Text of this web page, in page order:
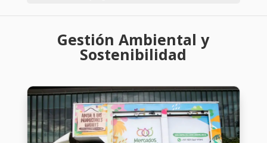
Gestión Ambiental y
Sostenibilidad